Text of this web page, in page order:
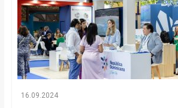
16.09.2024